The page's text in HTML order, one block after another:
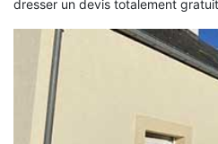
dresser un devis totalement